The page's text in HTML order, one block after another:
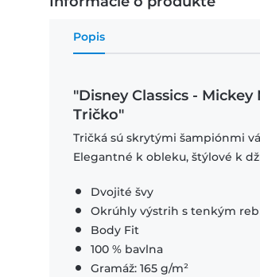
Popis
"Disney Classics -
Tričko"
Tričká sú skrytými šampiónmi
Elegantné k obleku, štýlové k
Dvojité švy
Okrúhly výstrih s tenkým
Body Fit
100 % bavlna
Gramáž: 165 g/m²